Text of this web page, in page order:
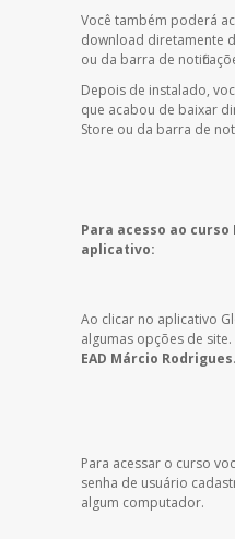
Você também poderá
download diretamente
ou da barra de
Depois de instalado,
que acabou de baixar
Store ou da barra de
Para acesso ao curso
aplicativo:
Ao clicar no aplicativo
algumas opções de
EAD Márcio Rodrigues.
Para acessar o curso
senha de usuário
algum computador.